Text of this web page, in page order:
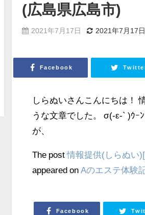
(広島県広島市)
2021年7月17日 2021年7月17
Facebook
しらぬいさんこんにちは！
うな文章でした。 σ(-ε-` )ｳ
が、
The post情報提供(しらぬい
appeared on Aのエステ体験
Facebook